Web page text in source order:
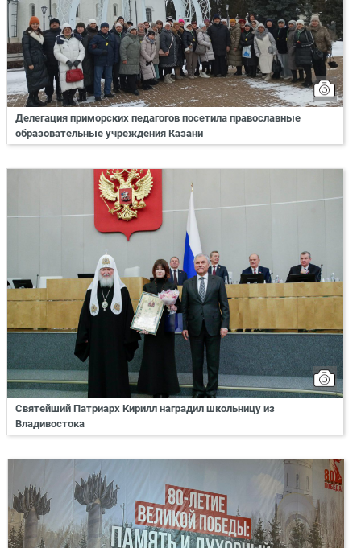
Делегация приморских педагогов посетила православные
образовательные учреждения Казани
Святейший Патриарх Кирилл наградил школьницу из
Владивостока